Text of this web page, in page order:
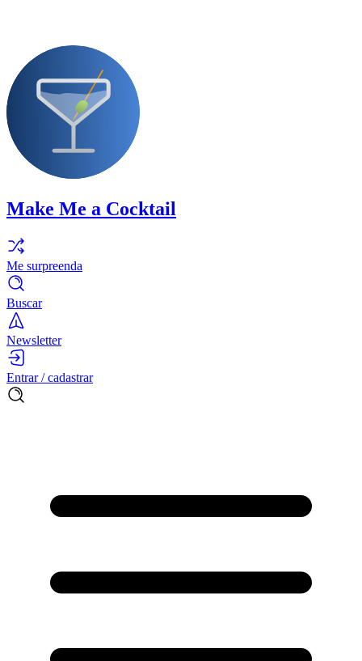
Make Me a Cocktail
Me surpreenda
Buscar
Newsletter
Entrar / cadastrar